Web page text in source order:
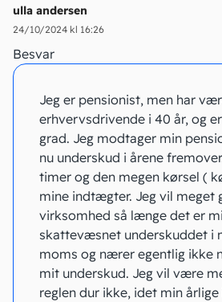
ulla andersen
24/10/2024 kl 16:26
Besvar
Jeg er pensionist, men har
erhvervsdrivende i 40 år, og
grad. Jeg modtager min
nu underskud i årene
timer og den megen kørsel (
mine indtægter. Jeg vil
virksomhed så længe det er
skattevæsnet underskuddet i
moms og nærer egentlig ikke
mit underskud. Jeg vil være
reglen dur ikke, idet min